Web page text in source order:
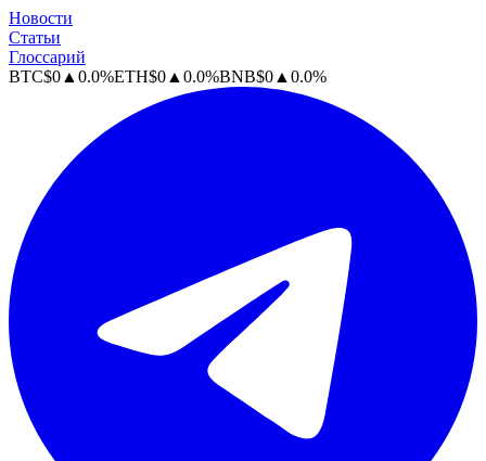
Новости
Статьи
Глоссарий
BTC$0 ▲ 0.0%ETH$0 ▲ 0.0%BNB$0 ▲ 0.0%